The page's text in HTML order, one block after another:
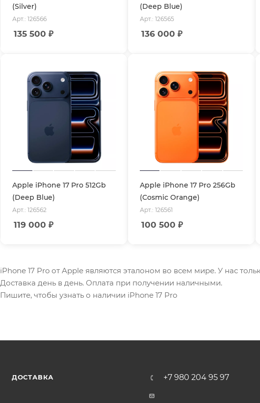
(Silver)
Арт.: 126566
135 500 ₽
(Deep Blue)
Арт.: 126565
136 000 ₽
Apple iPhone 17 Pro 512Gb
(Deep Blue)
Арт.: 126562
119 000 ₽
Apple iPhone 17 Pro 256Gb
(Cosmic Orange)
Арт.: 126561
100 500 ₽
iPhone 17 Pro от Apple являются эталоном во всем мире. У нас
Доставка день в день. Оплата при получении наличными.
Пишите, чтобы узнать о наличии iPhone 17 Pro
ДОСТАВКА +7 980 204 95 97